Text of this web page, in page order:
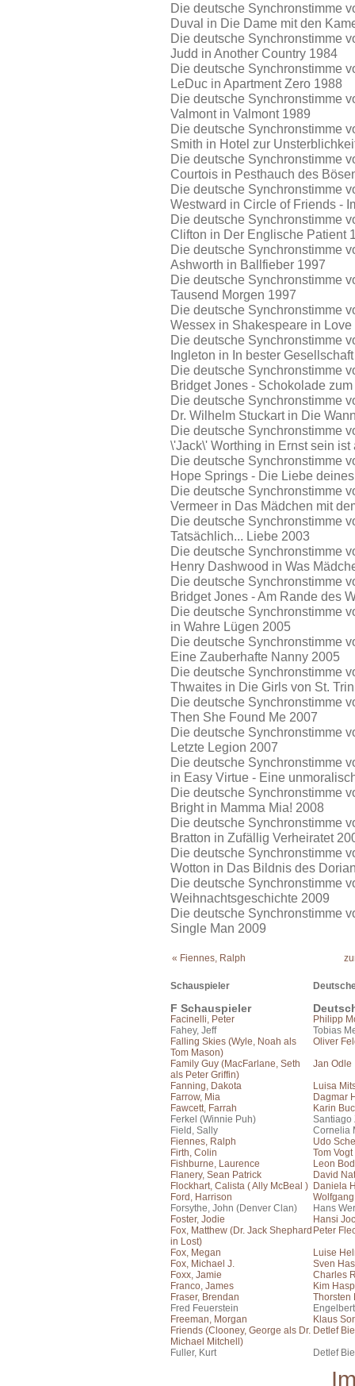
Die deutsche Synchronstimme
Duval in Die Dame mit den
Die deutsche Synchronstimme
Judd in Another Country 1984
Die deutsche Synchronstimme
LeDuc in Apartment Zero 1988
Die deutsche Synchronstimme
Valmont in Valmont 1989
Die deutsche Synchronstimme
Smith in Hotel zur
Die deutsche Synchronstimme
Courtois in Pesthauch des
Die deutsche Synchronstimme
Westward in Circle of Friends -
Die deutsche Synchronstimme
Clifton in Der Englische Patient
Die deutsche Synchronstimme
Ashworth in Ballfieber 1997
Die deutsche Synchronstimme
Tausend Morgen 1997
Die deutsche Synchronstimme
Wessex in Shakespeare in Love
Die deutsche Synchronstimme
Ingleton in In bester
Die deutsche Synchronstimme
Bridget Jones - Schokolade
Die deutsche Synchronstimme
Dr. Wilhelm Stuckart in Die
Die deutsche Synchronstimme
\'Jack\' Worthing in Ernst sein ist
Die deutsche Synchronstimme
Hope Springs - Die Liebe
Die deutsche Synchronstimme
Vermeer in Das Mädchen mit
Die deutsche Synchronstimme
Tatsächlich... Liebe 2003
Die deutsche Synchronstimme
Henry Dashwood in Was
Die deutsche Synchronstimme
Bridget Jones - Am Rande des
Die deutsche Synchronstimme
in Wahre Lügen 2005
Die deutsche Synchronstimme
Eine Zauberhafte Nanny 2005
Die deutsche Synchronstimme
Thwaites in Die Girls von St.
Die deutsche Synchronstimme
Then She Found Me 2007
Die deutsche Synchronstimme
Letzte Legion 2007
Die deutsche Synchronstimme
in Easy Virtue - Eine
Die deutsche Synchronstimme
Bright in Mamma Mia! 2008
Die deutsche Synchronstimme
Bratton in Zufällig Verheiratet
Die deutsche Synchronstimme
Wotton in Das Bildnis des
Die deutsche Synchronstimme
Weihnachtsgeschichte 2009
Die deutsche Synchronstimme
Single Man 2009
« Fiennes, Ralph
Schauspieler
F Schauspieler
Facinelli, Peter
Philipp
Fahey, Jeff
Tobias
Falling Skies (Wyle, Noah als
Tom Mason)
Oliver
Family Guy (MacFarlane, Seth
als Peter Griffin)
Jan Odle
Fanning, Dakota
Luisa
Farrow, Mia
Dagmar
Fawcett, Farrah
Karin
Ferkel (Winnie Puh)
Santiago
Field, Sally
Cornelia
Fiennes, Ralph
Udo
Firth, Colin
Tom Vogt
Fishburne, Laurence
Leon
Flanery, Sean Patrick
David
Flockhart, Calista ( Ally McBeal ) Daniela
Ford, Harrison
Forsythe, John (Denver Clan)
Hans
Foster, Jodie
Hansi
Fox, Matthew (Dr. Jack Shephard
in Lost)
Peter
Fox, Megan
Luise
Fox, Michael J.
Sven
Foxx, Jamie
Charles
Franco, James
Kim
Fraser, Brendan
Thorsten
Fred Feuerstein
Freeman, Morgan
Klaus
Friends (Clooney, George als Dr.
Michael Mitchell)
Detlef
Fuller, Kurt
Detlef